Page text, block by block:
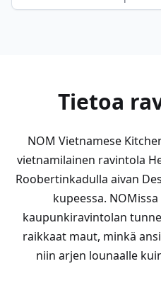
Tietoa
NOM Vietnamese
vietnamilainen ravintola
Roobertinkadulla aivan
kupeessa.
kaupunkiravintolan
raikkaat maut, minkä
niin arjen lounaalle